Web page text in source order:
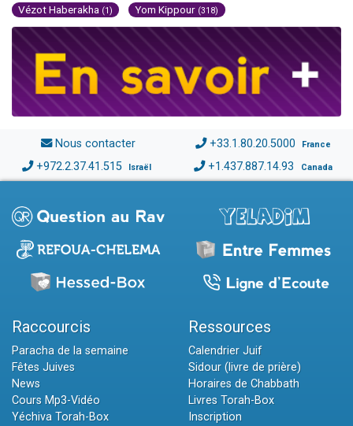
Vézot Haberakha (1) Yom Kippour (318)
Nous contacter +33.1.80.20.5000 France
+972.2.37.41.515 Israël +1.437.887.14.93 Canada
Raccourcis
Paracha de la semaine
Fêtes Juives
News
Cours Mp3-Vidéo
Yéchiva Torah-Box
Ressources
Calendrier Juif
Sidour (livre de prière)
Horaires de Chabbath
Livres Torah-Box
Inscription